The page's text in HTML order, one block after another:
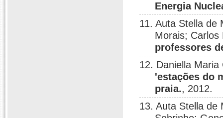
Energia
11. Auta Stella de
Morais;
professores
12. Daniella
'estações do
praia., 2012.
13. Auta Stella de